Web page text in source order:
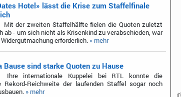
Hotel» lässt die Krise zum Staffelfinale
Mit der zweiten Staffelhälfte fielen die Quoten zuletzt
ab - um sich nicht als Krisenkind zu verabschieden, war
erforderlich. » mehr
Bause sind starke Quoten zu Hause
Ihre internationale Kuppelei bei RTL konnte die
Rekord-Reichweite der laufenden Staffel sogar noch
» mehr